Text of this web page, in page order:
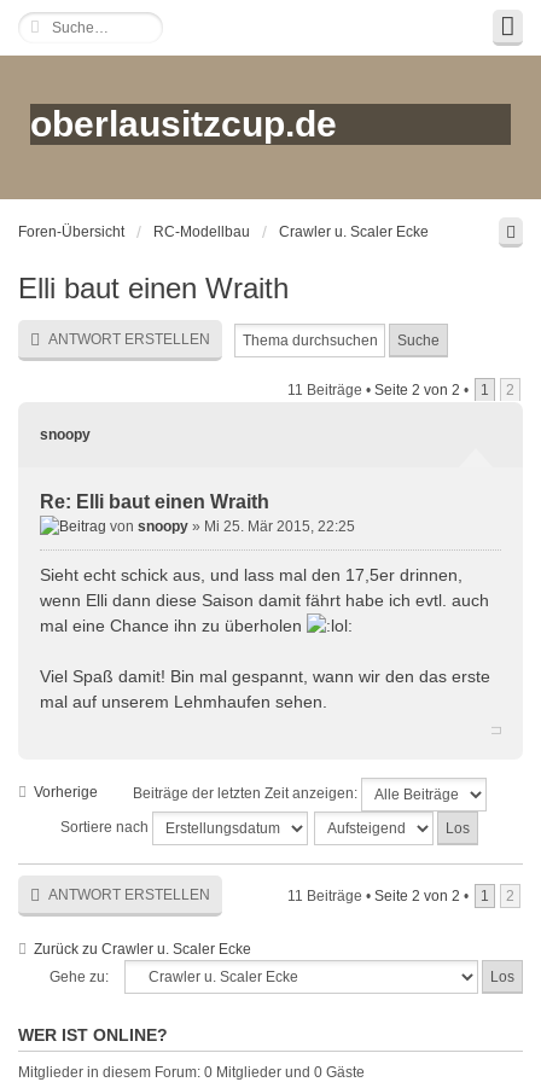
oberlausitzcup.de
Foren-Übersicht RC-Modellbau Crawler u. Scaler Ecke
Elli baut einen Wraith
ANTWORT ERSTELLEN
11 Beiträge • Seite 2 von 2 • 1 2
snoopy
Re: Elli baut einen Wraith
von snoopy » Mi 25. Mär 2015, 22:25
Sieht echt schick aus, und lass mal den 17,5er drinnen,
wenn Elli dann diese Saison damit fährt habe ich evtl. auch
mal eine Chance ihn zu überholen
Viel Spaß damit! Bin mal gespannt, wann wir den das erste
mal auf unserem Lehmhaufen sehen.
Vorherige
Beiträge der letzten Zeit anzeigen:
Sortiere nach
ANTWORT ERSTELLEN 11 Beiträge • Seite 2 von 2 • 1 2
Zurück zu Crawler u. Scaler Ecke
Gehe zu:
WER IST ONLINE?
Mitglieder in diesem Forum: 0 Mitglieder und 0 Gäste